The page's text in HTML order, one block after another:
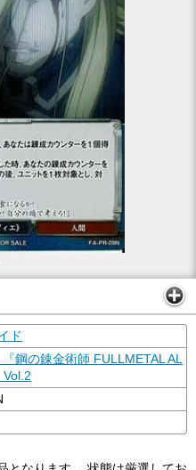
ド
『鋼の錬金術師 FULLMETAL AL